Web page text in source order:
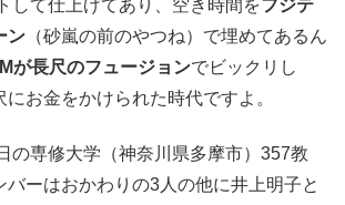
して仕上げてあり、空き時間をフジテ
ン （砂嵐の前のやつね）で埋めてあるん
が長尺のフュージョンでビックリし
お金をかけられた時代ですよ。
の専修大学（神奈川県多摩市）357教
バーはおかわりの3人の他に井上明子と